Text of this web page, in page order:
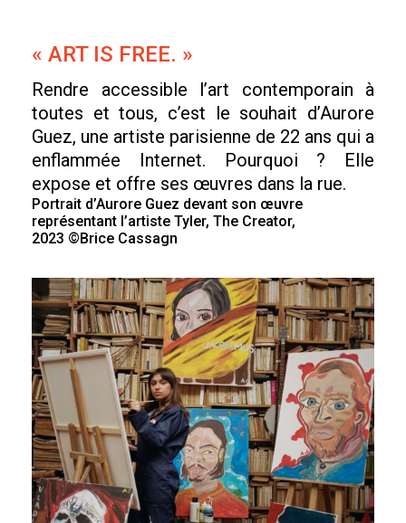
« ART IS FREE. »
Rendre accessible l’art contemporain à
toutes et tous, c’est le souhait d’Aurore
Guez, une artiste parisienne de 22 ans qui a
enflammée Internet. Pourquoi ? Elle
expose et offre ses œuvres dans la rue.
Portrait d’Aurore Guez devant son œuvre
représentant l’artiste Tyler, The Creator,
2023 ©Brice Cassagn